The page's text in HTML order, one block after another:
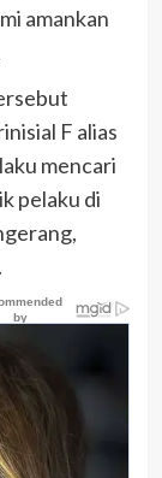
amankan
F alias
mencari
pelaku di